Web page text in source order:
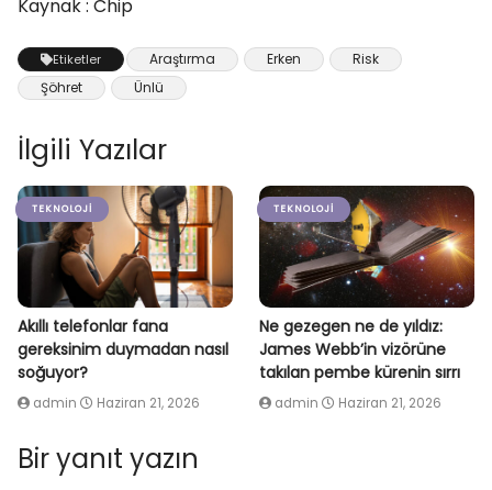
Kaynak : Chip
Etiketler Araştırma Erken
Risk
Şöhret
Ünlü
İlgili Yazılar
TEKNOLOJI
Akıllı telefonlar fana
gereksinim duymadan nasıl
soğuyor?
admin Haziran 21, 2026
TEKNOLOJI
Ne gezegen ne de yıldız:
James Webb’in vizörüne
takılan pembe kürenin sırrı
admin Haziran 21, 2026
Bir yanıt yazın